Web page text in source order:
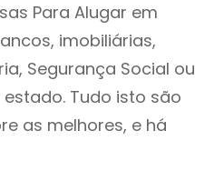
Para Alugar em
imobiliárias,
Segurança Social ou
Tudo isto são
as melhores, e há